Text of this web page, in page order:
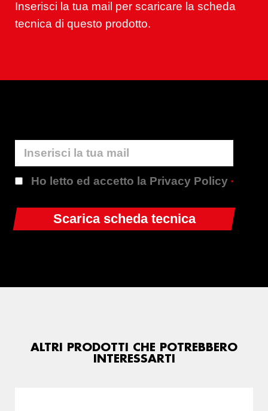
Inserisci la tua mail per scaricare la scheda
tecnica di questo prodotto.
Ho letto ed accetto la Privacy Policy*
ALTRI PRODOTTI CHE POTREBBERO
INTERESSARTI